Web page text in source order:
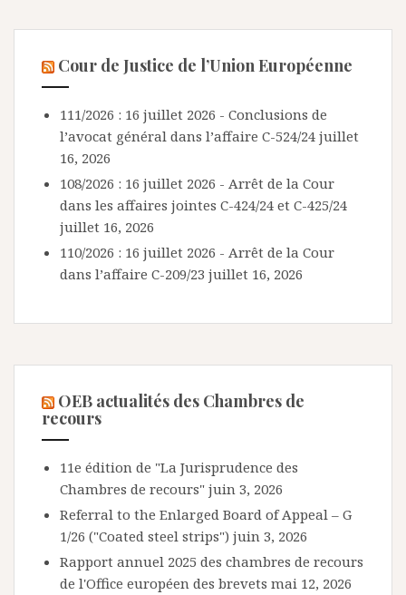
Cour de Justice de l’Union Européenne
111/2026 : 16 juillet 2026 - Conclusions de
l’avocat général dans l’affaire C-524/24 juillet
16, 2026
108/2026 : 16 juillet 2026 - Arrêt de la Cour
dans les affaires jointes C-424/24 et C-425/24
juillet 16, 2026
110/2026 : 16 juillet 2026 - Arrêt de la Cour
dans l’affaire C-209/23 juillet 16, 2026
OEB actualités des Chambres de
recours
11e édition de "La Jurisprudence des
Chambres de recours" juin 3, 2026
Referral to the Enlarged Board of Appeal – G
1/26 ("Coated steel strips") juin 3, 2026
Rapport annuel 2025 des chambres de recours
de l'Office européen des brevets mai 12, 2026